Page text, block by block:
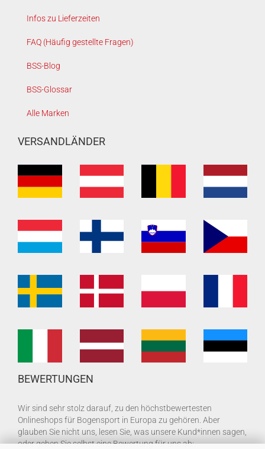
Infos zu Lieferzeiten
FAQ (Häufig gestellte Fragen)
BSS-Blog
BSS-Glossar
Alle Marken
VERSANDLÄNDER
BEWERTUNGEN
Wir sind sehr stolz darauf, zu den höchstbewertesten
Onlineshops für Bogensport in Europa zu gehören. Aber
glauben Sie nicht uns, lesen Sie, was unsere Kund*innen sagen,
oder geben Sie selbst eine Bewertung für uns ab: